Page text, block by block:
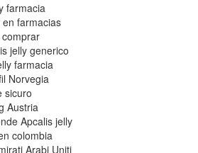
farmacia
farmacias
jelly generico
farmacia
Norvegia
sicuro
Austria
Apcalis jelly
colombia
Arabi Uniti